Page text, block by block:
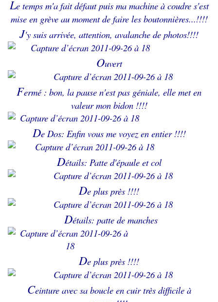
Le temps m'a fait défaut puis ma machine à coudre s'est
mise en grève au moment de faire les boutonnières...!!!!
J'y suis arrivée, attention, avalanche de photos!!!!
Ouvert
Fermé : bon, la pause n'est pas géniale, elle met en
valeur mon bidon !!!!
De Dos: Enfin vous me voyez en entier !!!!
Détails: Patte d'épaule et col
De plus près !!!!
Détails: patte de manches
De plus près !!!!
Ceinture avec sa boucle en cuir très difficile à